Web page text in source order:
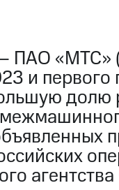
«МТС»
и